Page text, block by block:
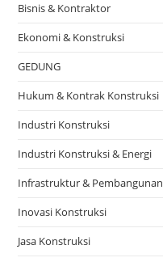
Bisnis & Kontraktor
Ekonomi & Konstruksi
GEDUNG
Hukum & Kontrak Konstruksi
Industri Konstruksi
Industri Konstruksi & Energi
Infrastruktur & Pembangunan
Inovasi Konstruksi
Jasa Konstruksi